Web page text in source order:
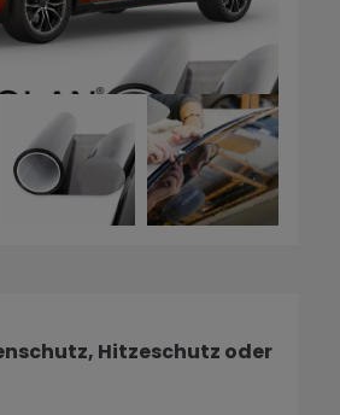
Hitzeschutz oder